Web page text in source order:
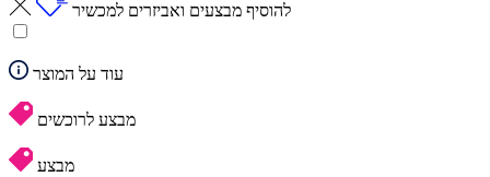
להוסיף מבצעים ואביזרים למכשיר
עוד על המוצר
מבצע לרוכשים
מבצע